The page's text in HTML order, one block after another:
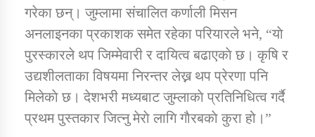
तातोपानी गाउँपालिका जुम्लाको महिनावारी सम्बन्धिकाे
तातोपानी गाउँपालिका जुम्लाको बालविवाह सन्देश
तातोपानी गाउँपालिका जुम्लाको सूचना
गरेका छन्। जुम्लामा संचालित कर्णाली मिसन
अनलाइनका प्रकाशक समेत रहेका परियारले भने, “याे
पुरस्कारले थप जिम्मेवारी र दायित्व बढाएकाे छ। कृषि र
उद्यशीलताका विषयमा निरन्तर लेख्न थप प्रेरणा पनि
मिलेकाे छ। देशभरी मध्यबाट जुम्लाकाे प्रतिनिधित्व गर्दै
प्रथम पुस्तकार जित्नु मेराे लागि गाैरबकाे कुरा हो।”